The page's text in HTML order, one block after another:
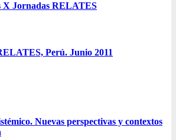
X Jornadas RELATES
Perú. Junio 2011
Nuevas perspectivas y contextos